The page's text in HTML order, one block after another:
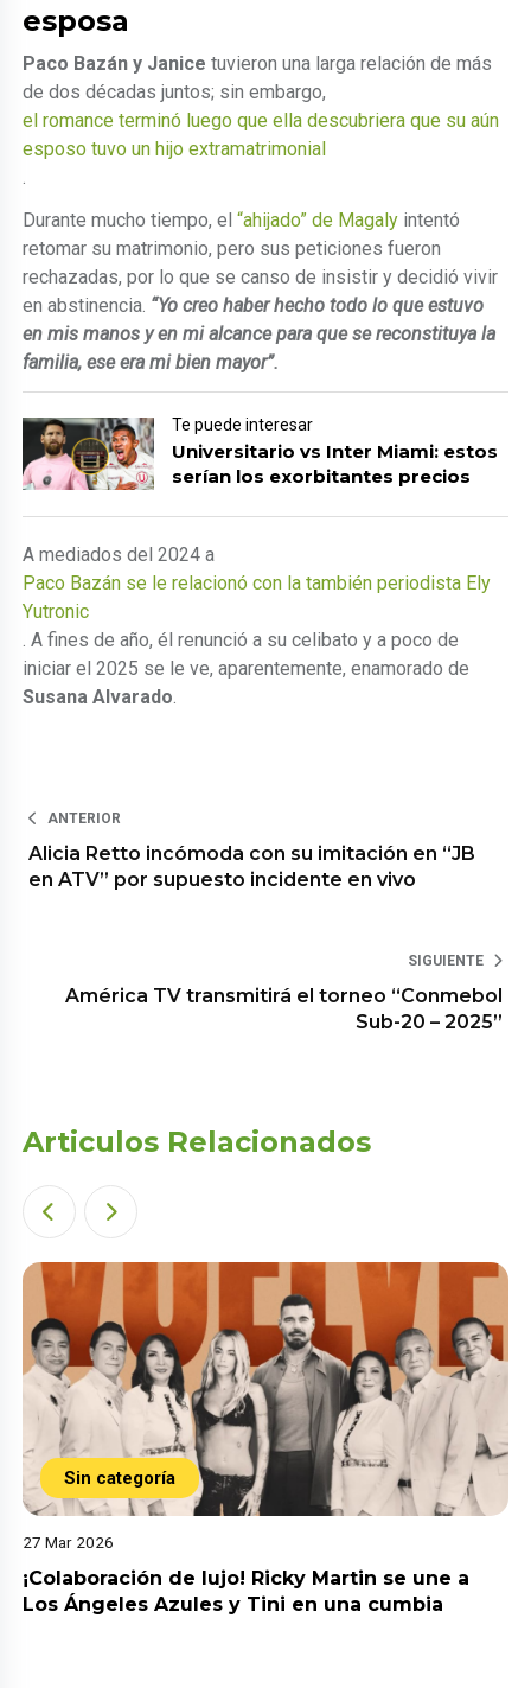
esposa
Paco Bazán y Janice tuvieron una larga relación de más
de dos décadas juntos; sin embargo,
el romance terminó luego que ella descubriera que su aún
esposo tuvo un hijo extramatrimonial
Durante mucho tiempo, el“ahijado” de Magaly intentó
retomar su matrimonio, pero sus peticiones fueron
rechazadas, por lo que se canso de insistir y decidió vivir
en abstinencia. “Yo creo haber hecho todo lo que estuvo
en mis manos y en mi alcance para que se reconstituya la
familia, ese era mi bien mayor”.
Te puede interesar
Universitario vs Inter Miami: estos
serían los exorbitantes precios
A mediados del 2024 a
Paco Bazán se le relacionó con la también periodista Ely
Yutronic
. A fines de año, él renunció a su celibato y a poco de
iniciar el 2025 se le ve, aparentemente, enamorado de
Susana Alvarado
ANTERIOR
Alicia Retto incómoda con su imitación en “JB
en ATV” por supuesto incidente en vivo
SIGUIENTE
América TV transmitirá el torneo “Conmebol
Sub-20 – 2025”
Articulos Relacionados
Sin categoría
27 Mar 2026
¡Colaboración de lujo! Ricky Martin se une a
Los Ángeles Azules y Tini en una cumbia